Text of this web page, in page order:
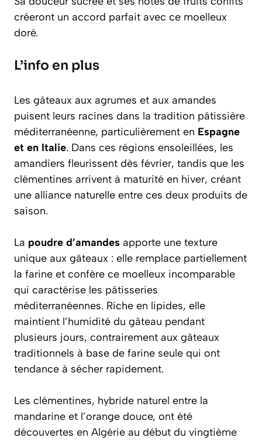
créeront un accord parfait avec ce moelleux
doré.
L’info en plus
Les gâteaux aux agrumes et aux amandes
puisent leurs racines dans la tradition pâtissière
méditerranéenne, particulièrement en Espagne
et en Italie. Dans ces régions ensoleillées, les
amandiers fleurissent dès février, tandis que les
clémentines arrivent à maturité en hiver, créant
une alliance naturelle entre ces deux produits de
saison.
La poudre d’amandes apporte une texture
unique aux gâteaux : elle remplace partiellement
la farine et confère ce moelleux incomparable
qui caractérise les pâtisseries
méditerranéennes. Riche en lipides, elle
maintient l’humidité du gâteau pendant
plusieurs jours, contrairement aux gâteaux
traditionnels à base de farine seule qui ont
tendance à sécher rapidement.
Les clémentines, hybride naturel entre la
mandarine et l’orange douce, ont été
découvertes en Algérie au début du vingtième